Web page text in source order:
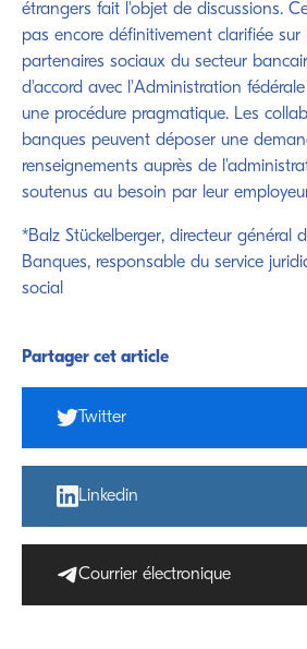
étrangers fait l'objet de discussions.
pas encore définitivement clarifiée sur
partenaires sociaux du secteur
d'accord avec l'Administration
une procédure pragmatique. Les
banques peuvent déposer une
renseignements auprès de
soutenus au besoin par leur
*Balz Stückelberger, directeur général
Banques, responsable du service
social
Partager cet article
Twitter
Linkedin
Courrier électronique